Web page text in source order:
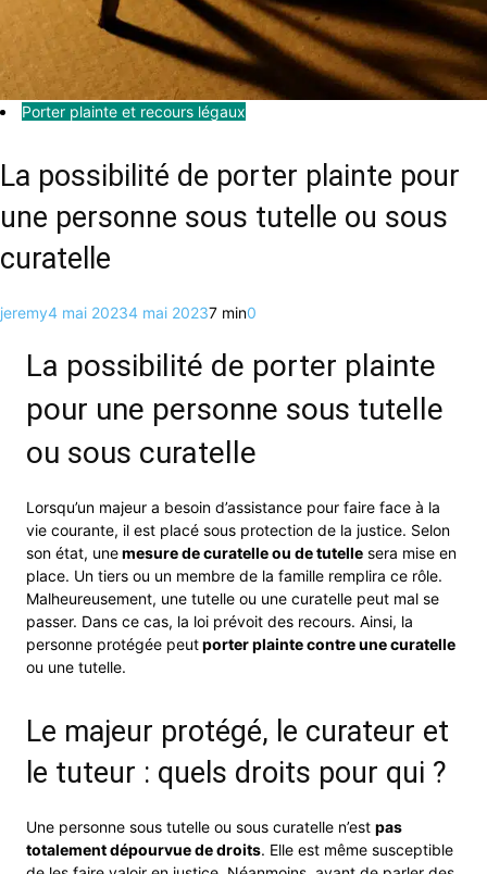
Porter plainte et recours légaux
La possibilité de porter plainte pour
une personne sous tutelle ou sous
curatelle
jeremy4 mai 20234 mai 20237 min0
La possibilité de porter plainte
pour une personne sous tutelle
ou sous curatelle
Lorsqu’un majeur a besoin d’assistance pour faire face à la
vie courante, il est placé sous protection de la justice. Selon
son état, unemesure de curatelle ou de tutelle sera mise en
place. Un tiers ou un membre de la famille remplira ce rôle.
Malheureusement, une tutelle ou une curatelle peut mal se
passer. Dans ce cas, la loi prévoit des recours. Ainsi, la
personne protégée peutporter plainte contre une curatelle
ou une tutelle.
Le majeur protégé, le curateur et
le tuteur : quels droits pour qui ?
Une personne sous tutelle ou sous curatelle n’est pas
totalement dépourvue de droits. Elle est même susceptible